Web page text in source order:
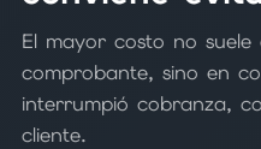
El mayor costo no
comprobante, sino en
interrumpió cobranza,
cliente.